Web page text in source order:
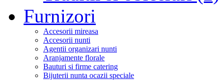
Furnizori
Accesorii mireasa
Accesorii nunti
Agentii organizari nunti
Aranjamente florale
Bauturi si firme catering
Bijuterii nunta ocazii speciale